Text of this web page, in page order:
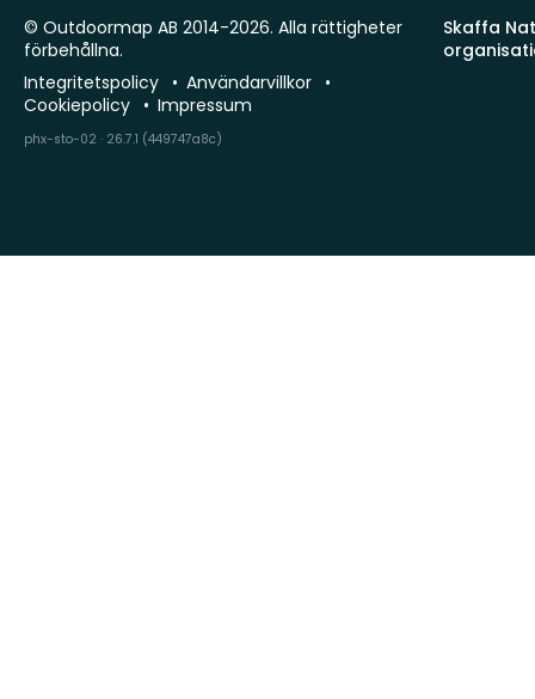
Skaffa
© Outdoormap AB 2014-2026. Alla rättigheter
förbehållna.
Integritetspolicy
Användarvillkor
Cookiepolicy
Impressum
phx-sto-02 · 26.7.1 (449747a8c)